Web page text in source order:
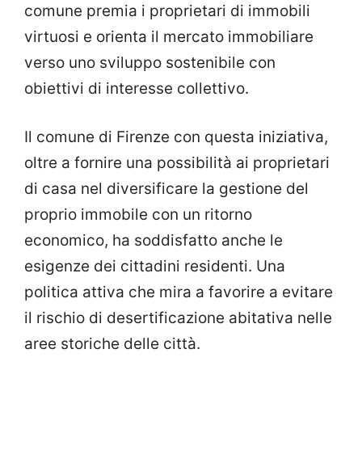
comune premia i proprietari di immobili
virtuosi e orienta il mercato immobiliare
verso uno sviluppo sostenibile con
obiettivi di interesse collettivo.
Il comune di Firenze con questa iniziativa,
oltre a fornire una possibilità ai proprietari
di casa nel diversificare la gestione del
proprio immobile con un ritorno
economico, ha soddisfatto anche le
esigenze dei cittadini residenti. Una
politica attiva che mira a favorire a evitare
il rischio di desertificazione abitativa nelle
aree storiche delle città.